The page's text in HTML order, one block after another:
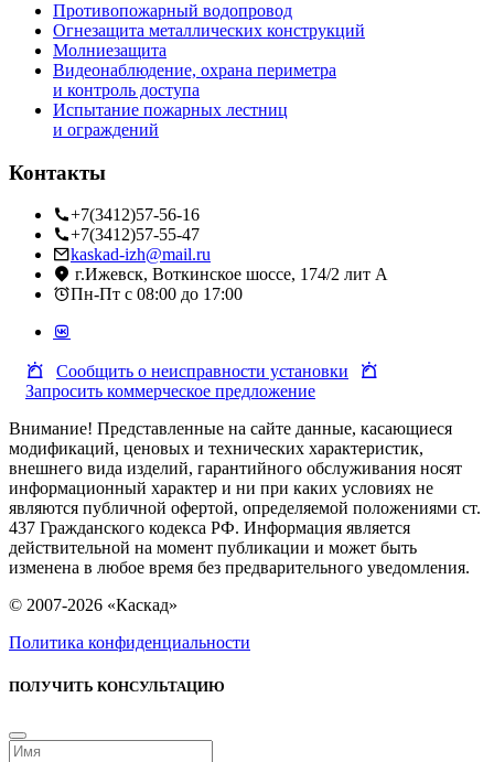
Противопожарный водопровод
Огнезащита металлических конструкций
Молниезащита
Видеонаблюдение, охрана периметра
и контроль доступа
Испытание пожарных лестниц
и ограждений
Контакты
+7(3412)57-56-16
+7(3412)57-55-47
kaskad-izh@mail.ru
г.Ижевск, Воткинское шоссе, 174/2 лит А
Пн-Пт с 08:00 до 17:00
Сообщить о неисправности установки
Запросить коммерческое предложение
Внимание! Представленные на сайте данные, касающиеся
модификаций, ценовых и технических характеристик,
внешнего вида изделий, гарантийного обслуживания носят
информационный характер и ни при каких условиях не
являются публичной офертой, определяемой положениями ст.
437 Гражданского кодекса РФ. Информация является
действительной на момент публикации и может быть
изменена в любое время без предварительного уведомления.
© 2007-2026 «Каскад»
Политика конфиденциальности
ПОЛУЧИТЬ КОНСУЛЬТАЦИЮ